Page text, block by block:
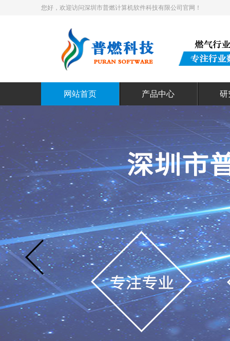
您好，欢迎访问深圳市普燃计算机软件科技有限公司官网！
网站首页 产品中心 研